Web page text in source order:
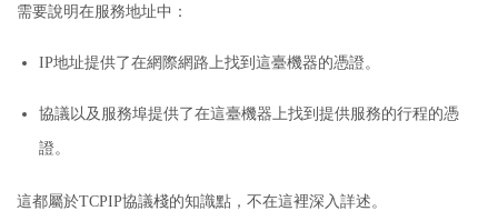
需要說明在服務地址中：
IP地址提供了在網際網路上找到這臺機器的憑證。
協議以及服務埠提供了在這臺機器上找到提供服務的行程的憑
證。
這都屬於TCPIP協議棧的知識點，不在這裡深入詳述。